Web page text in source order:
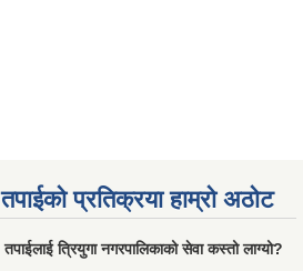
तपाईको प्रतिक्रया हाम्रो अठोट
तपाईलाई त्रियुगा नगरपालिकाको सेवा कस्तो लाग्यो?